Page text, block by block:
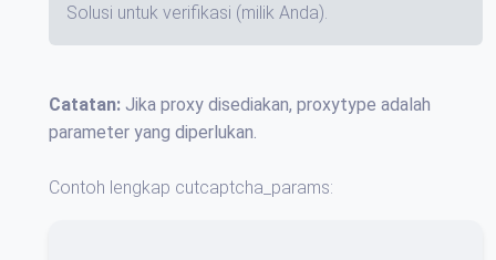
Solusi untuk verifikasi (milik Anda).
Catatan: Jika proxy disediakan, proxytype adalah
parameter yang diperlukan.
Contoh lengkap cutcaptcha_params: